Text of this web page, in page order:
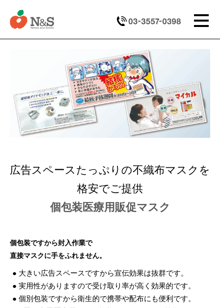
広告スペースたっぷりの不織布マスクを
格安でご提供
個包装医療用販促マスク
個包装ですから封入作業で
直接マスクに手をふれません。
● 大きい広告スペースですから宣伝効果は抜群です。
● 実用性がありますので受け取り率が高く効果的です。
● 個別包装ですから衛生的で携帯や配布にも便利です。